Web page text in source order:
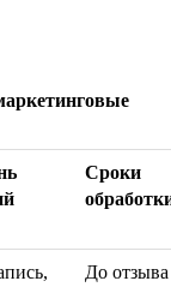
Сроки
До отзыва